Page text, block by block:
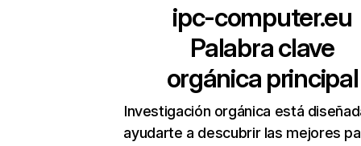
ipc-computer.eu
Palabra clave
orgánica principal
Investigación orgánica está
ayudarte a descubrir las mejores